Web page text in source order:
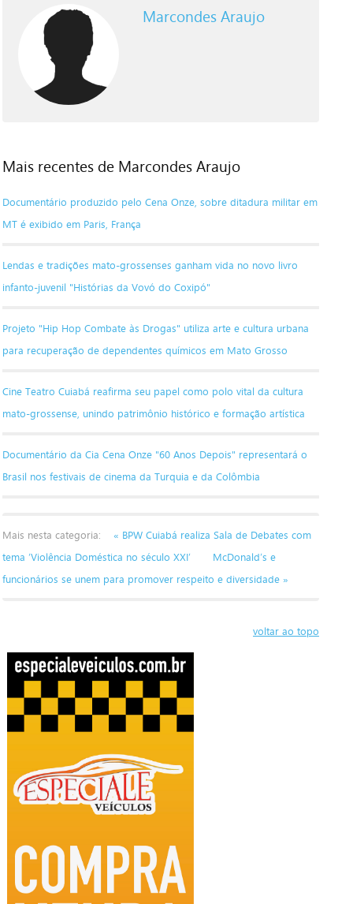
Marcondes Araujo
Mais recentes de Marcondes Araujo
Documentário produzido pelo Cena Onze, sobre ditadura militar em
MT é exibido em Paris, França
Lendas e tradições mato-grossenses ganham vida no novo livro
infanto-juvenil "Histórias da Vovó do Coxipó"
Projeto "Hip Hop Combate às Drogas" utiliza arte e cultura urbana
para recuperação de dependentes químicos em Mato Grosso
Cine Teatro Cuiabá reafirma seu papel como polo vital da cultura
mato-grossense, unindo patrimônio histórico e formação artística
Documentário da Cia Cena Onze "60 Anos Depois" representará o
Brasil nos festivais de cinema da Turquia e da Colômbia
Mais nesta categoria:
« BPW Cuiabá realiza Sala de Debates com
tema ‘Violência Doméstica no século XXI’
McDonald’s e
funcionários se unem para promover respeito e diversidade »
voltar ao topo